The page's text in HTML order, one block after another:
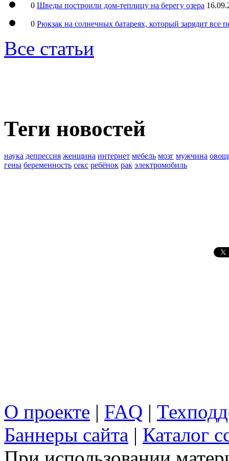
0 Шведы построили дом-теплицу на берегу озера
0 Рюкзак на солнечных батареях, который зарядит все
Все статьи
Теги новостей
наука депрессия женщина интернет мебель мозг мужчина
гены беременность секс ребёнок рак электромобиль
О проекте | FAQ |
Баннеры сайта | Каталог